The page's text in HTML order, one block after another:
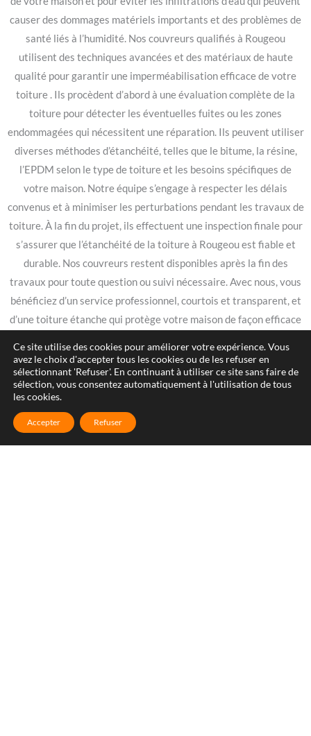
causer des dommages matériels importants et des problèmes de
santé liés à l’humidité. Nos couvreurs qualifiés à Rougeou
utilisent des techniques avancées et des matériaux de haute
qualité pour garantir une imperméabilisation efficace de votre
toiture . Ils procèdent d’abord à une évaluation complète de la
toiture pour détecter les éventuelles fuites ou les zones
endommagées qui nécessitent une réparation. Ils peuvent utiliser
diverses méthodes d’étanchéité, telles que le bitume, la résine,
l’EPDM selon le type de toiture et les besoins spécifiques de
votre maison. Notre équipe s’engage à respecter les délais
convenus et à minimiser les perturbations pendant les travaux de
toiture. À la fin du projet, ils effectuent une inspection finale pour
s’assurer que l’étanchéité de la toiture à Rougeou est fiable et
durable. Nos couvreurs restent disponibles après la fin des
travaux pour toute question ou suivi nécessaire. Avec nous, vous
bénéficiez d’un service professionnel, courtois et transparent, et
d’une toiture étanche qui protège votre maison de façon efficace
la satisfaction de nos clients. Contactez-nous pour un devis
gratuit et pour découvrir comment nous pouvons vous aider à
protéger votre maison avec une toiture étanche de haute qualité.
Ce site utilise des cookies pour améliorer votre expérience. Vous
avez le choix d'accepter tous les cookies ou de les refuser en
sélectionnant 'Refuser'. En continuant à utiliser ce site sans faire de
sélection, vous consentez automatiquement à l'utilisation de tous
les cookies.
Accepter Refuser